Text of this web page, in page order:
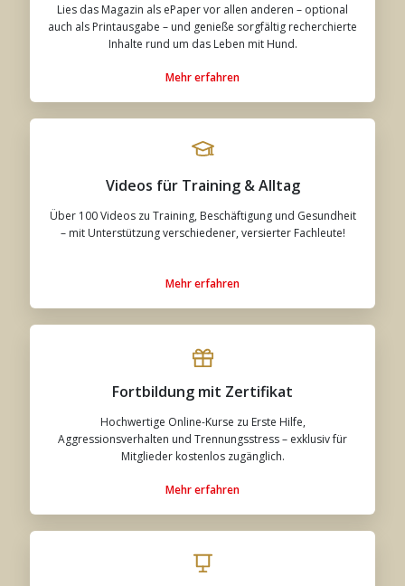
Lies das Magazin als ePaper vor allen anderen – optional
auch als Printausgabe – und genieße sorgfältig recherchierte
Inhalte rund um das Leben mit Hund.
Mehr erfahren
Videos für Training & Alltag
Über 100 Videos zu Training, Beschäftigung und Gesundheit
– mit Unterstützung verschiedener, versierter Fachleute!
Mehr erfahren
Fortbildung mit Zertifikat
Hochwertige Online-Kurse zu Erste Hilfe,
Aggressionsverhalten und Trennungsstress – exklusiv für
Mitglieder kostenlos zugänglich.
Mehr erfahren